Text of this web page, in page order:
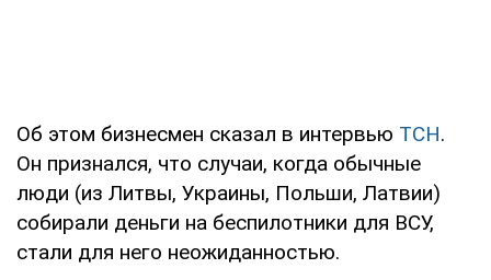
Об этом бизнесмен сказал в интервью ТСН.
Он признался, что случаи, когда обычные
люди (из Литвы, Украины, Польши, Латвии)
собирали деньги на беспилотники для ВСУ,
стали для него неожиданностью.